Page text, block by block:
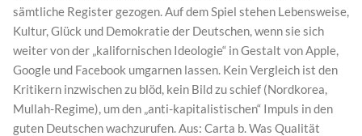
sämtliche Register gezogen. Auf dem Spiel stehen Lebensweise,
Kultur, Glück und Demokratie der Deutschen, wenn sie sich
weiter von der „kalifornischen Ideologie“ in Gestalt von Apple,
Google und Facebook umgarnen lassen. Kein Vergleich ist den
Kritikern inzwischen zu blöd, kein Bild zu schief (Nordkorea,
Mullah-Regime), um den „anti-kapitalistischen“ Impuls in den
guten Deutschen wachzurufen. Aus: Carta b. Was Qualität